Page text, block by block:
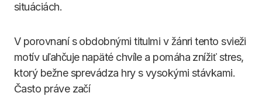
situáciách.
V porovnaní s obdobnými titulmi v žánri tento svieži
motív uľahčuje napäté chvíle a pomáha znížiť stres,
ktorý bežne sprevádza hry s vysokými stávkami.
Často práve začí